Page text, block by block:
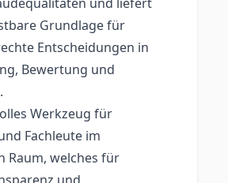
Grundlage für
Entscheidungen in
Bewertung und
Werkzeug für
Fachleute im
Raum, welches für